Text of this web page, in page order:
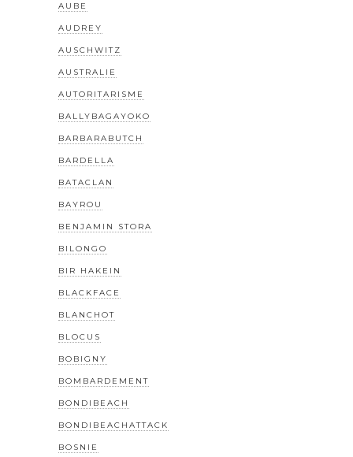
AUBE
AUDREY
AUSCHWITZ
AUSTRALIE
AUTORITARISME
BALLYBAGAYOKO
BARBARABUTCH
BARDELLA
BATACLAN
BAYROU
BENJAMIN STORA
BILONGO
BIR HAKEIN
BLACKFACE
BLANCHOT
BLOCUS
BOBIGNY
BOMBARDEMENT
BONDIBEACH
BONDIBEACHATTACK
BOSNIE